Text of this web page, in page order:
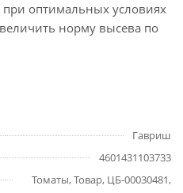
при оптимальных условиях
норму высева по
Гавриш
4601431103733
Томаты, Товар, ЦБ-00030481,